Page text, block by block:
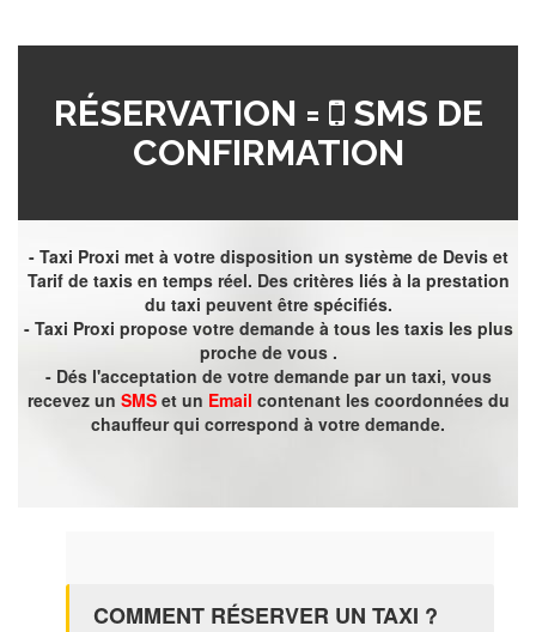
RÉSERVATION =
SMS DE
CONFIRMATION
- Taxi Proxi met à votre disposition un système de Devis et
Tarif de taxis en temps réel. Des critères liés à la prestation
du taxi peuvent être spécifiés.
- Taxi Proxi propose votre demande à tous les taxis les plus
proche de vous .
- Dés l'acceptation de votre demande par un taxi, vous
recevez un SMSet un Email contenant les coordonnées du
chauffeur qui correspond à votre demande.
COMMENT RÉSERVER UN TAXI ?